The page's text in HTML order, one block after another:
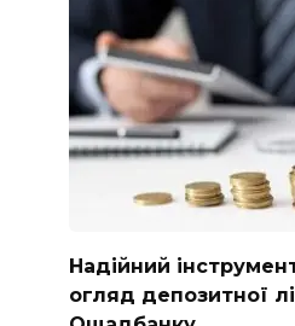
Надійний
огляд депозитної